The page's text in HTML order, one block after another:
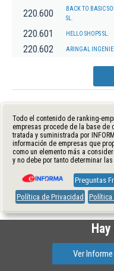
220.600
BACK TO BASIC
SL.
220.601 HELLO SHOPS SL.
220.602 ARINGAL
Todo el contenido de ranking-
empresas procede de la base de
tratada y suministrada por
información de empresas que
como un elemento más a
y no debe por tanto determinar las
Preguntas
Política de Privacidad
Política
Ver